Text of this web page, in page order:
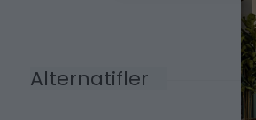
Alternatifler